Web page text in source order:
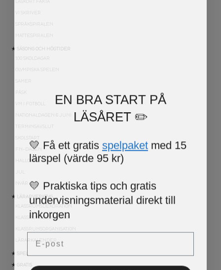
MATTESPIRALEN
★ SÄSONG OCH HÖGTIDER
VM I FOTBOLL
NATIONALDAGEN 6 JUNI
TERMINSAVSLUT
SKOLSTART
FN-DAGEN
HALLOWEEN
★ LÄRARVERKTYG
KLASSRUMSDEKORATION
KLASSRUMSLEDARSKAP
KLASSRUMSORGANISATION
LÄRARKALENDER
★ SPEL
★ GRATIS
EN BRA START PÅ
LÄSÅRET ✏️
💛 Få ett gratis spelpaket med 15
lärspel (värde 95 kr)
💛 Praktiska tips och gratis
undervisningsmaterial direkt till
inkorgen
Email